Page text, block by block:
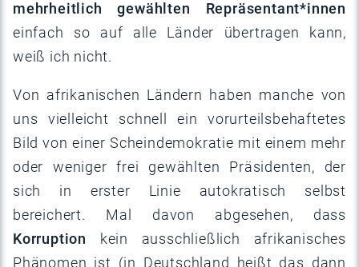
mehrheitlich gewählten Repräsentant*innen
einfach so auf alle Länder übertragen kann,
weiß ich nicht.
Von afrikanischen Ländern haben manche von
uns vielleicht schnell ein vorurteilsbehaftetes
Bild von einer Scheindemokratie mit einem mehr
oder weniger frei gewählten Präsidenten, der
sich in erster Linie autokratisch selbst
bereichert. Mal davon abgesehen, dass
Korruption kein ausschließlich afrikanisches
Phänomen ist (in Deutschland heißt das dann